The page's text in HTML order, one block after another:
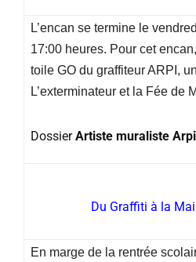
L’encan se termine le
17:00 heures. Pour cet
toile GO du graffiteur ARPI,
L’exterminateur et la Fée de
DossierArtiste muraliste
Du Graffiti à la
En marge de la rentrée